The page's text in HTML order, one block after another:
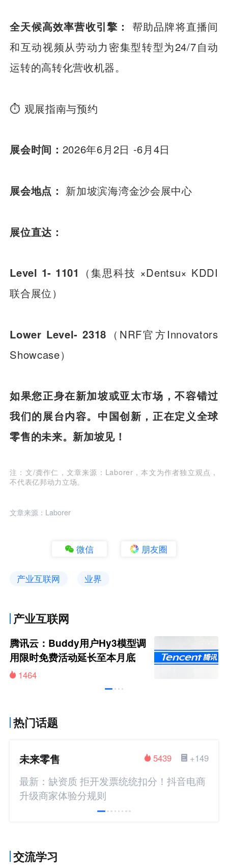
全天候高效率营收引擎： 帮助品牌将直播间
和互动视频从劳动力密集型转型为24/7自动
运转的高转化营收机器。
⏱️ 观展指南与预约
展会时间： 2026年6月2日 -6月4日
展会地点： 新加坡滨海湾金沙会展中心
展位直达：
Level 1- 1101
（集思科技 ×Dentsu× KDDI
联合展位）
Lower Level- 2318 （NRF官方Innovators
Showcase）
如果您正身在新加坡或亚太市场，不容错过
我们的展台内容。中国创新，正在定义全球
零售的未来。新加坡见！
注：文/龚作仁，文章来源：Laborer，本文为作者独立观点，
不代表亿邦动力立场。
文章来源：Laborer
微信 朋友圈
产业互联网 业界
产业互联网
腾讯云：Buddy用户Hy3模型调
用限时免费活动延长至本月底
1464
热门话题
未来零售 +149
5439
最新：缺资质 拒开发票统统扣分！抖音电商
升级商家体验分规则
交流学习